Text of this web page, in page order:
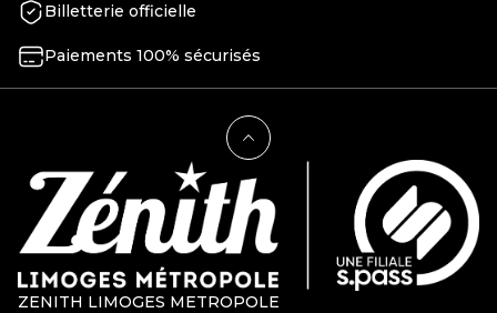
Billetterie officielle
Paiements 100% sécurisés
ZENITH LIMOGES METROPOLE